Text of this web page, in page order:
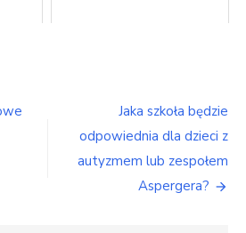
Jaka szkoła będzie
odpowiednia dla dzieci z
autyzmem lub zespołem
Aspergera?